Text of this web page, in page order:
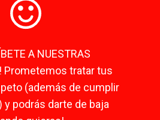
A NUESTRAS
Prometemos tratar tus
(además de cumplir
y podrás darte de baja